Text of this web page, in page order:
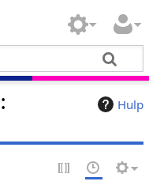
Hulp